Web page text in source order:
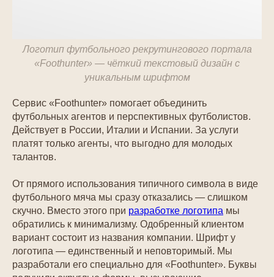
Логотип футбольного рекрутингового портала
«Foothunter» — чёткий текстовый дизайн с
уникальным шрифтом
Сервис «Foothunter» помогает объединить
футбольных агентов и перспективных футболистов.
Действует в России, Италии и Испании. За услуги
платят только агенты, что выгодно для молодых
талантов.
От прямого использования типичного символа в виде
футбольного мяча мы сразу отказались — слишком
скучно. Вместо этого при разработке логотипа мы
обратились к минимализму. Одобренный клиентом
вариант состоит из названия компании. Шрифт у
логотипа — единственный и неповторимый. Мы
разработали его специально для «Foothunter». Буквы